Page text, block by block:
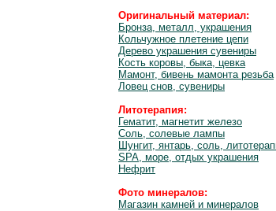
Оригинальный материал:
Бронза, металл, украшения
Кольчужное плетение цепи
Дерево украшения сувениры
Кость коровы, быка, цевка
Мамонт, бивень мамонта резьба
Ловец снов, сувениры
Литотерапия:
Гематит, магнетит железо
Соль, солевые лампы
Шунгит, янтарь, соль,
SPA, море, отдых украшения
Нефрит
Фото минералов:
Магазин камней и минералов